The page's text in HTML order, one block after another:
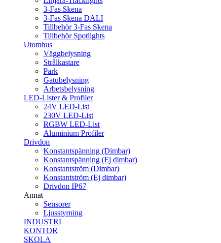
3-Fas Skena
3-Fas Skena DALI
Tillbehör 3-Fas Skena
Tillbehör Spotlights
Utomhus
Väggbelysning
Strålkastare
Park
Gatubelysning
Arbetsbelysning
LED-Lister & Profiler
24V LED-List
230V LED-List
RGBW LED-List
Aluminium Profiler
Drivdon
Konstantspänning (Dimbar)
Konstantspänning (Ej dimbar)
Konstantström (Dimbar)
Konstantström (Ej dimbar)
Drivdon IP67
Annat
Sensorer
Ljusstyrning
INDUSTRI
KONTOR
SKOLA